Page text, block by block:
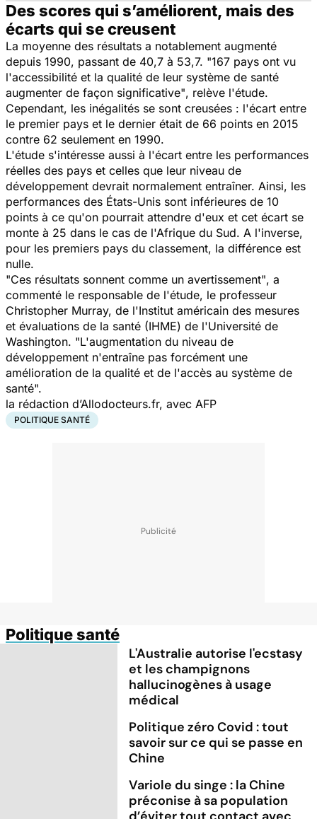
Des scores qui s’améliorent, mais des
écarts qui se creusent
La moyenne des résultats a notablement augmenté
depuis 1990, passant de 40,7 à 53,7. "167 pays ont vu
l'accessibilité et la qualité de leur système de santé
augmenter de façon significative", relève l'étude.
Cependant, les inégalités se sont creusées : l'écart entre
le premier pays et le dernier était de 66 points en 2015
contre 62 seulement en 1990.
L'étude s'intéresse aussi à l'écart entre les performances
réelles des pays et celles que leur niveau de
développement devrait normalement entraîner. Ainsi, les
performances des États-Unis sont inférieures de 10
points à ce qu'on pourrait attendre d'eux et cet écart se
monte à 25 dans le cas de l'Afrique du Sud. A l'inverse,
pour les premiers pays du classement, la différence est
nulle.
"Ces résultats sonnent comme un avertissement", a
commenté le responsable de l'étude, le professeur
Christopher Murray, de l'Institut américain des mesures
et évaluations de la santé (IHME) de l'Université de
Washington. "L'augmentation du niveau de
développement n'entraîne pas forcément une
amélioration de la qualité et de l'accès au système de
santé".
la rédaction d’Allodocteurs.fr, avec AFP
POLITIQUE SANTÉ
Politique santé
L'Australie autorise l'ecstasy
et les champignons
hallucinogènes à usage
médical
Politique zéro Covid : tout
savoir sur ce qui se passe en
Chine
Variole du singe : la Chine
préconise à sa population